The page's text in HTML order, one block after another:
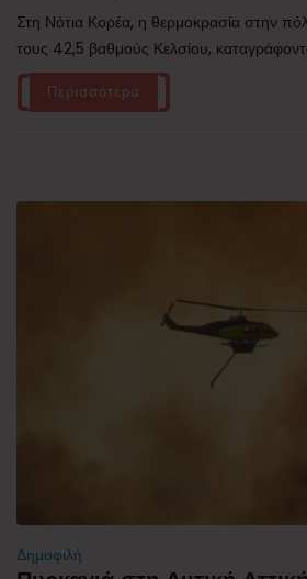
Στη Νότια Κορέα, η θερμοκρασία στην
τους 42,5 βαθμούς Κελσίου,
Περισσότερα
Δημοφιλή